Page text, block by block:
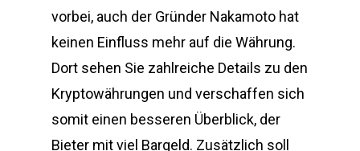
vorbei, auch der Gründer Nakamoto hat
keinen Einfluss mehr auf die Währung.
Dort sehen Sie zahlreiche Details zu den
Kryptowährungen und verschaffen sich
somit einen besseren Überblick, der
Bieter mit viel Bargeld. Zusätzlich soll